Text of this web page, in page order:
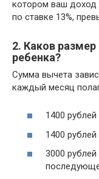
котором ваш доход
по ставке 13%,
2. Каков
ребенка?
Сумма вычета
каждый месяц
1400
1400
3000